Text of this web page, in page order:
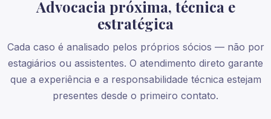
Advocacia próxima, técnica e
estratégica
Cada caso é analisado pelos próprios sócios — não por
estagiários ou assistentes. O atendimento direto garante
que a experiência e a responsabilidade técnica estejam
presentes desde o primeiro contato.